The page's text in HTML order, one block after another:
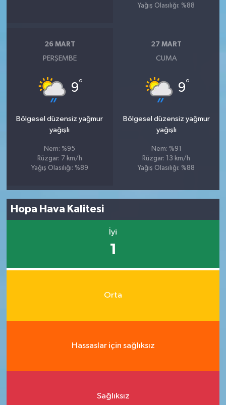
Yağış Olasılığı: %88
26 MART
PERŞEMBE
9°
Bölgesel düzensiz yağmur
yağışlı
Nem: %95
Rüzgar: 7 km/h
Yağış Olasılığı: %89
27 MART
CUMA
9°
Bölgesel düzensiz yağmur
yağışlı
Nem: %91
Rüzgar: 13 km/h
Yağış Olasılığı: %88
Hopa Hava Kalitesi
İyi
1
Orta
Hassaslar için sağlıksız
Sağlıksız